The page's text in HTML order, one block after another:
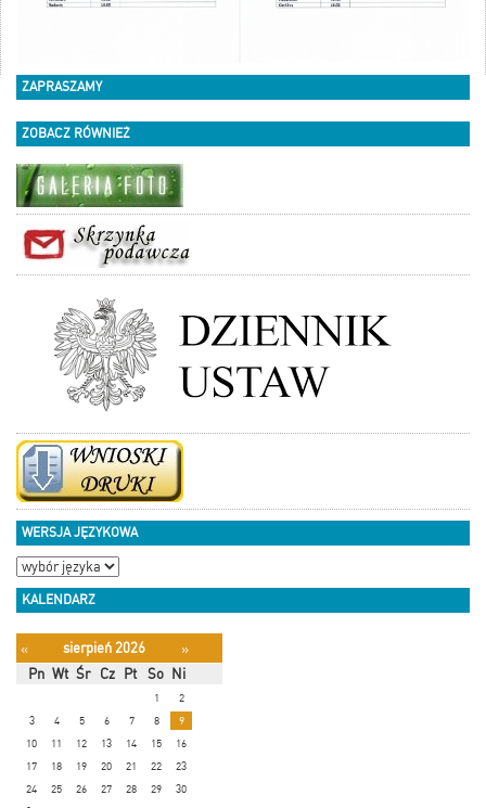
ZAPRASZAMY
ZOBACZ RÓWNIEŻ
WERSJA JĘZYKOWA
KALENDARZ
« sierpień 2026
»
Pn Wt Śr Cz Pt So Ni
1
2
3
4 5 6 7 8
9
10
11 12 13 14 15
16
17
18 19 20 21 22
23
24
25 26 27 28 29
30